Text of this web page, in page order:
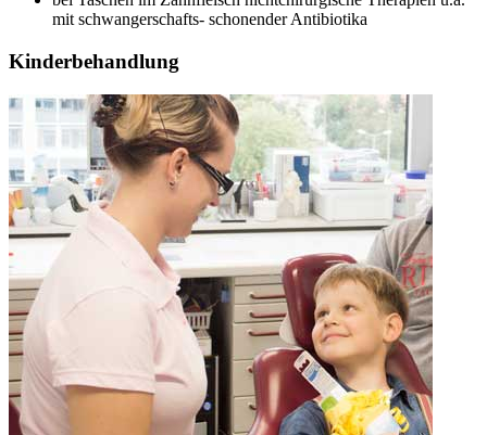
mit schwangerschafts- schonender Antibiotika
Kinderbehandlung